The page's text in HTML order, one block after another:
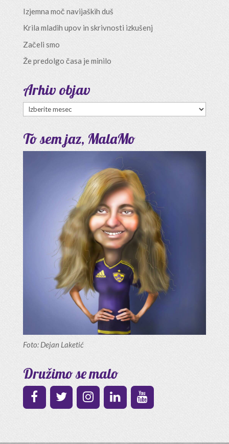
Izjemna moč navijaških duš
Krila mladih upov in skrivnosti izkušenj
Začeli smo
Že predolgo časa je minilo
Arhiv objav
Arhiv
To sem jaz, MalaMo
Foto: Dejan Laketić
Družimo se malo